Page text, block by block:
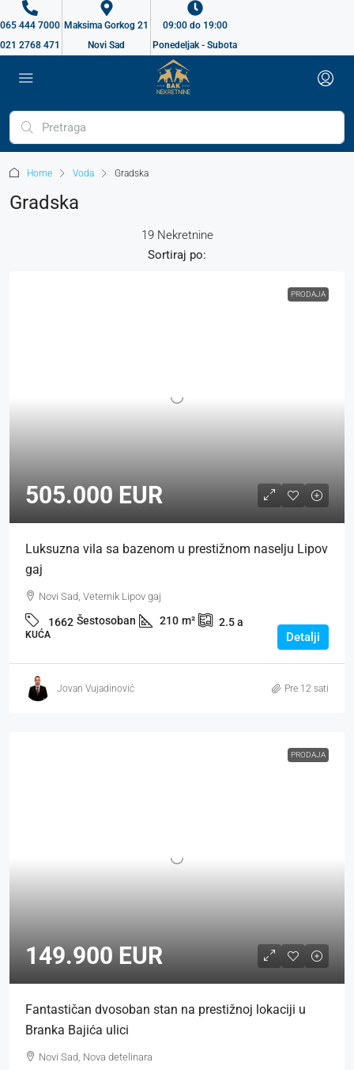
065 444 7000
021 2768 471
Maksima Gorkog 21
Novi Sad
09:00 do 19:00
Ponedeljak - Subota
Home Voda Gradska
Gradska
19 Nekretnine
Sortiraj po:
PRODAJA
505.000 EUR
Luksuzna vila sa bazenom u prestižnom naselju Lipov
gaj
Novi Sad, Veternik Lipov gaj
1662 Šestosoban 210 m² 2.5a
KUĆA Detalji
Jovan Vujadinović Pre 12 sati
PRODAJA
149.900 EUR
Fantastičan dvosoban stan na prestižnoj lokaciji u
Branka Bajića ulici
Novi Sad, Nova detelinara